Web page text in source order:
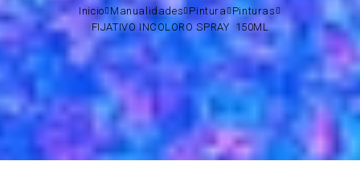
Inicio Manualidades Pintura
Pinturas
FIJATIVO INCOLORO SPRAY 150ML